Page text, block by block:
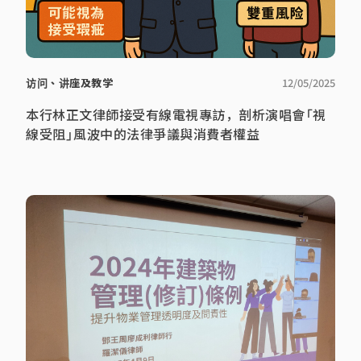
访问、讲座及教学 12/05/2025
本行林正文律師接受有線電視專訪，剖析演唱會「視
線受阻」風波中的法律爭議與消費者權益